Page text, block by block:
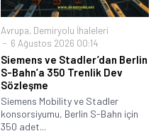
Avrupa, Demiryolu İhaleleri
6 Ağustos 2026 00:14
Siemens ve Stadler’dan Berlin
S-Bahn’a 350 Trenlik Dev
Sözleşme
Siemens Mobility ve Stadler
konsorsiyumu, Berlin S-Bahn için
350 adet...